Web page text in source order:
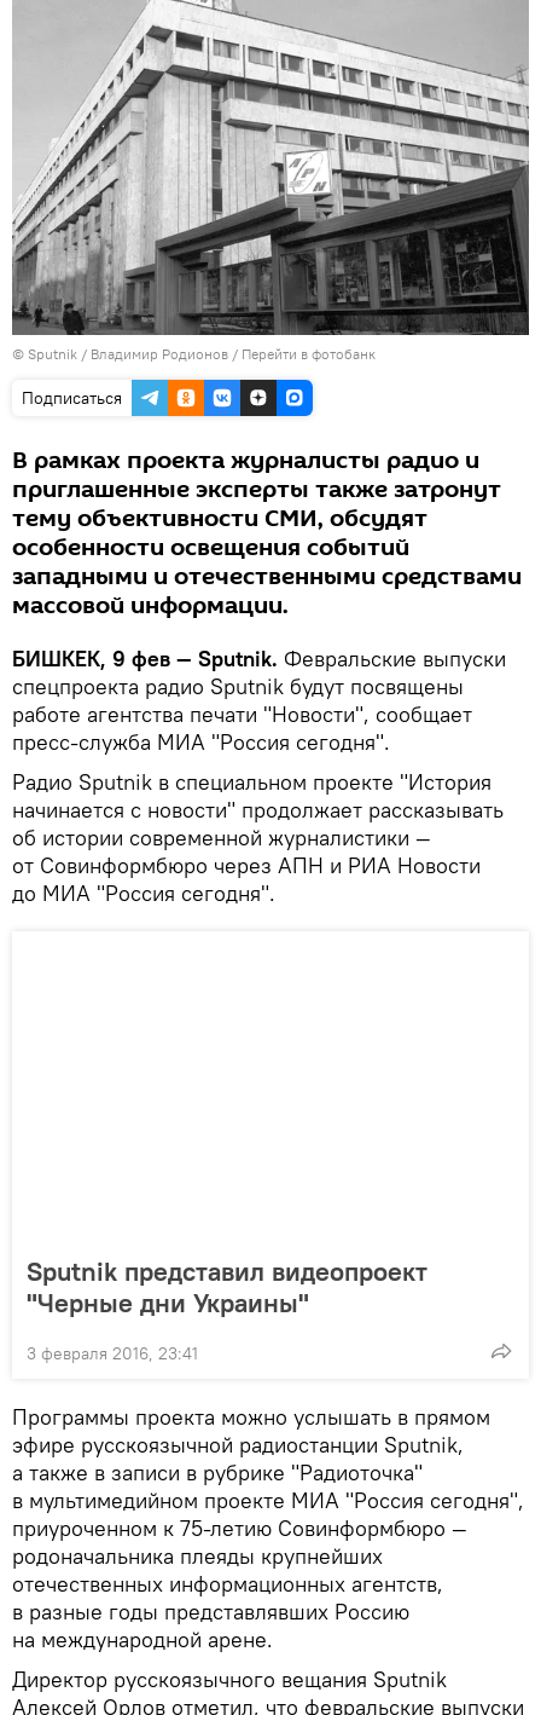
© Sputnik / Владимир Родионов / Перейти в фотобанк
Подписаться
В рамках проекта журналисты радио и
приглашенные эксперты также затронут
тему объективности СМИ, обсудят
особенности освещения событий
западными и отечественными средствами
массовой информации.
БИШКЕК, 9 фев — Sputnik. Февральские выпуски
спецпроекта радио Sputnik будут посвящены
работе агентства печати "Новости", сообщает
пресс-служба МИА "Россия сегодня".
Радио Sputnik в специальном проекте "История
начинается с новости" продолжает рассказывать
об истории современной журналистики —
от Совинформбюро через АПН и РИА Новости
до МИА "Россия сегодня".
Sputnik представил видеопроект
"Черные дни Украины"
3 февраля 2016, 23:41
Программы проекта можно услышать в прямом
эфире русскоязычной радиостанции Sputnik,
а также в записи в рубрике "Радиоточка"
в мультимедийном проекте МИА "Россия сегодня",
приуроченном к 75-летию Совинформбюро —
родоначальника плеяды крупнейших
отечественных информационных агентств,
в разные годы представлявших Россию
на международной арене.
Директор русскоязычного вещания Sputnik
Алексей Орлов отметил, что февральские выпуски